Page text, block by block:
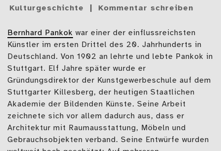
Kulturgeschichte
Kommentar schreiben
Bernhard Pankok war einer der einflussreichsten
Künstler im ersten Drittel des 20. Jahrhunderts in
Deutschland. Von 1902 an lehrte und lebte Pankok in
Stuttgart. Elf Jahre später wurde er
Gründungsdirektor der Kunstgewerbeschule auf dem
Stuttgarter Killesberg, der heutigen Staatlichen
Akademie der Bildenden Künste. Seine Arbeit
zeichnete sich vor allem dadurch aus, dass er
Architektur mit Raumausstattung, Möbeln und
Gebrauchsobjekten verband. Seine Entwürfe wurden